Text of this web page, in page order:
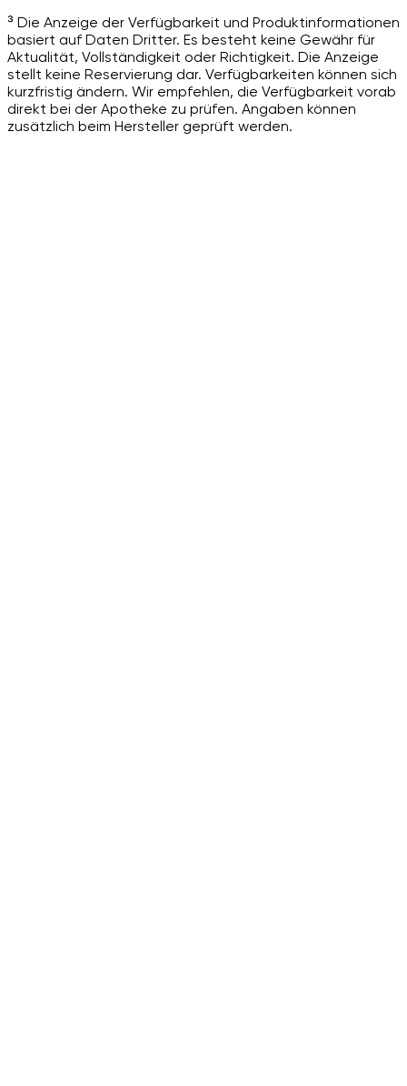
³ Die Anzeige der Verfügbarkeit und Produktinformationen
basiert auf Daten Dritter. Es besteht keine Gewähr für
Aktualität, Vollständigkeit oder Richtigkeit. Die Anzeige
stellt keine Reservierung dar. Verfügbarkeiten können sich
kurzfristig ändern. Wir empfehlen, die Verfügbarkeit vorab
direkt bei der Apotheke zu prüfen. Angaben können
zusätzlich beim Hersteller geprüft werden.